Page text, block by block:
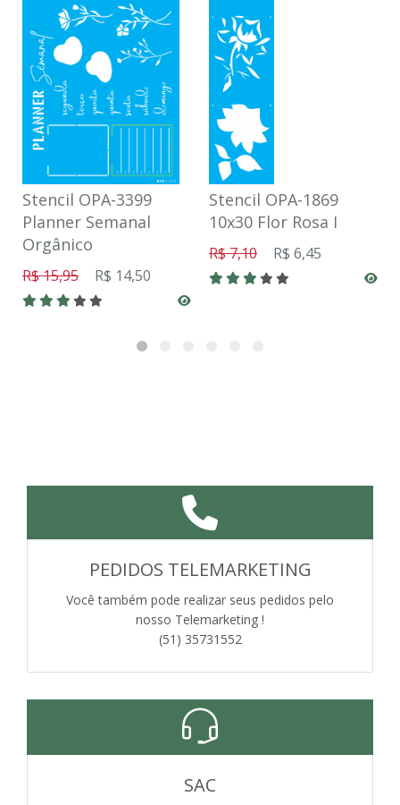
Stencil OPA-3399
Planner Semanal
Orgânico
R$ 15,95 R$ 14,50
Stencil OPA-1869
10x30 Flor Rosa I
R$ 7,10 R$ 6,45
PEDIDOS TELEMARKETING
Você também pode realizar seus pedidos pelo
nosso Telemarketing !
(51) 35731552
SAC